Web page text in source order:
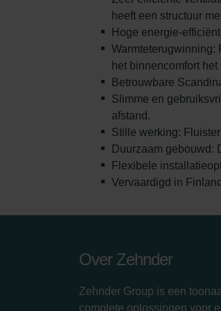
heeft een structuur
Hoge energie-
Warmteterugwinning:
het binnencomfort
Betrouwbare
Slimme en
afstand.
Stille werking:
Duurzaam gebouwd:
Flexibele
Vervaardigd in
Over Zehnder
Zehnder Group is een
complete oplossingen voor